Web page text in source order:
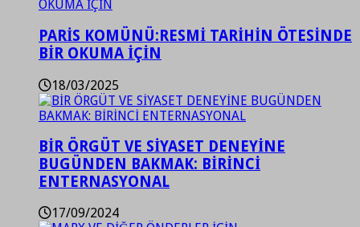
PARİS KOMÜNÜ:RESMİ TARİHİN ÖTESİNDE
BİR OKUMA İÇİN
18/03/2025
BİR ÖRGÜT VE SİYASET DENEYİNE
BUGÜNDEN BAKMAK: BİRİNCİ
ENTERNASYONAL
17/09/2024